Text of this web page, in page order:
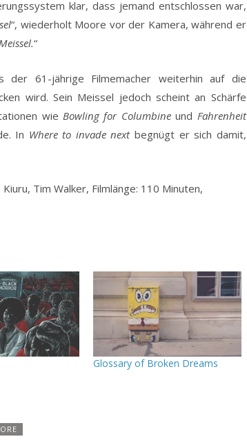
klar, dass jemand entschlossen war,
“, wiederholt Moore vor der Kamera, während er
“
der 61-jährige Filmemacher weiterhin auf die
wird. Sein Meissel jedoch scheint an Schärfe
wie Bowling for Columbineund Fahrenheit
In Where to invade nextbegnügt er sich damit,
Tim Walker, Filmlänge: 110 Minuten,
Glossary of Broken Dreams